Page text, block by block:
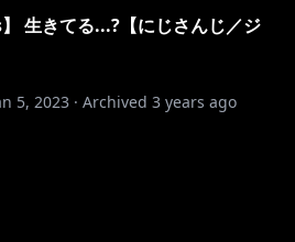
生きてる...?【にじさんじ／ジ
5, 2023 · Archived 3 years ago